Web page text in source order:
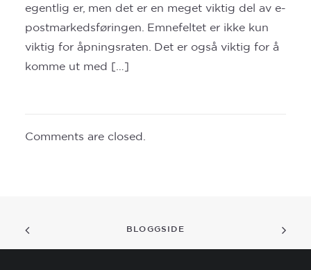
egentlig er, men det er en meget viktig del av e-
postmarkedsføringen. Emnefeltet er ikke kun
viktig for åpningsraten. Det er også viktig for å
komme ut med […]
Comments are closed.
BLOGGSIDE